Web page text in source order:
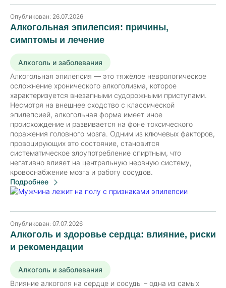
Алкогольная эпилепсия: причины,
симптомы и лечение
Опубликован: 26.07.2026
Алкоголь и заболевания
Алкогольная эпилепсия — это тяжёлое неврологическое
осложнение хронического алкоголизма, которое
характеризуется внезапными судорожными приступами.
Несмотря на внешнее сходство с классической
эпилепсией, алкогольная форма имеет иное
происхождение и развивается на фоне токсического
поражения головного мозга. Одним из ключевых факторов,
провоцирующих это состояние, становится
систематическое злоупотребление спиртным, что
негативно влияет на центральную нервную систему,
кровоснабжение мозга и работу сосудов.
Подробнее
Алкоголь и здоровье сердца: влияние, риски
и рекомендации
Опубликован: 07.07.2026
Алкоголь и заболевания
Влияние алкоголя на сердце и сосуды – одна из самых